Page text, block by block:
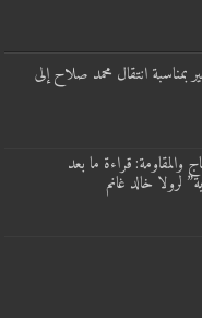
انتقال محمد صلاح إلى
قراءة ما بعد
خالد غانم